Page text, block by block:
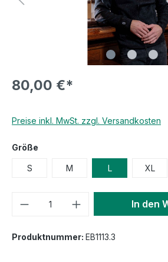
80,00 €*
Preise inkl. MwSt. zzgl. Versandkosten
Größe
S M L XL
In den
Produktnummer: EB1113.3